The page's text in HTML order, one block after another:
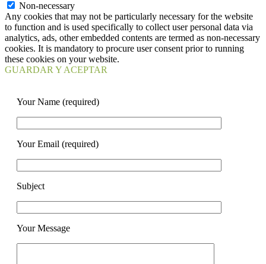
Non-necessary
Any cookies that may not be particularly necessary for the website
to function and is used specifically to collect user personal data via
analytics, ads, other embedded contents are termed as non-necessary
cookies. It is mandatory to procure user consent prior to running
these cookies on your website.
GUARDAR Y ACEPTAR
Your Name (required)
Your Email (required)
Subject
Your Message